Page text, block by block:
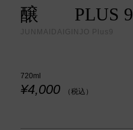
醸 PLUS 9
JUNMAIDAIGINJO Plus9
720ml
¥4,000 （税込）